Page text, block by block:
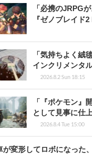
「必携のJRPG
『ゼノブレイド
「気持ちよく絨
インクリメンタ
2026.8.2 Sun 18:15
「『ポケモン』
として見事に仕
2026.8.4 Tue 15:00
が変形してロボになった